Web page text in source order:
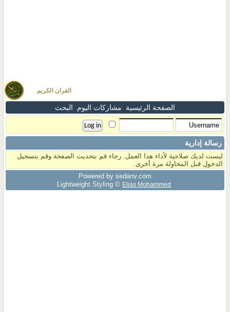
القران الكريم
الصفحة الرئيسية مشاركات اليوم البحث
رسالة إدارية
ليست لديك صلاحية لأداء هذا العمل. رجاء قم بتحديث الصفحة وقم بتسجيل
الدخول قبل المحاولة مرة أخرى.
Powered by sedany.com
Lightweight Styling © Elias Mohammed